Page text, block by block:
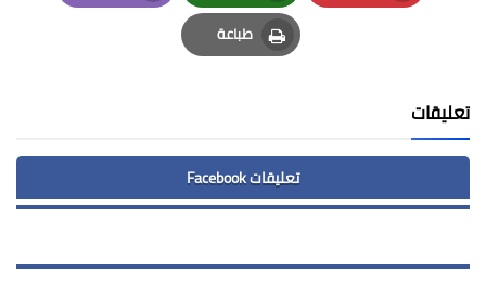
Pinterest
Whatsapp
Email
طباعة
Print
تعليقات
تعليقات Facebook